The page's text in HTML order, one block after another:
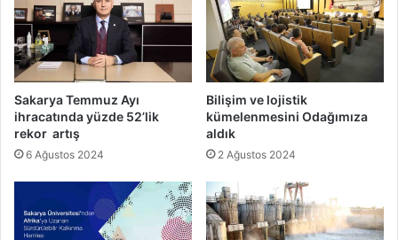
Sakarya Temmuz Ayı
ihracatında yüzde 52’lik
rekor artış
6 Ağustos 2024
Bilişim ve lojistik
kümelenmesini Odağımıza
aldık
2 Ağustos 2024